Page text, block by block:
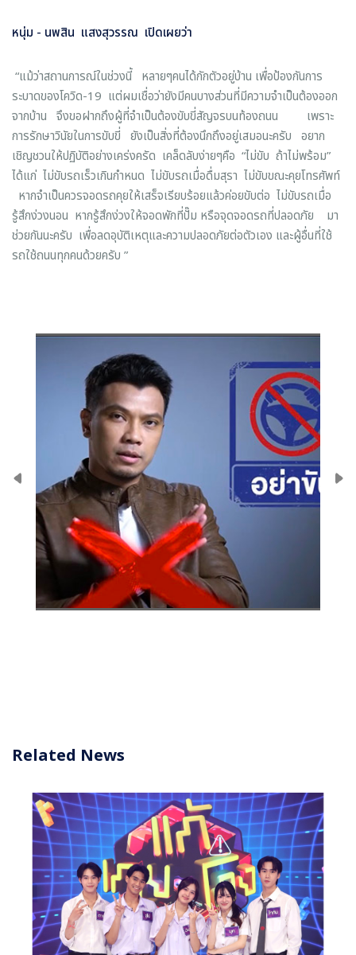
หนุ่ม - นพสิน แสงสุวรรณ เปิดเผยว่า
“แม้ว่าสถานการณ์ในช่วงนี้ หลายๆคนได้กักตัวอยู่บ้าน เพื่อป้องกันการ
ระบาดของโควิด-19 แต่ผมเชื่อว่ายังมีคนบางส่วนที่มีความจำเป็นต้องออก
จากบ้าน จึงขอฝากถึงผู้ที่จำเป็นต้องขับขี่สัญจรบนท้องถนน เพราะ
การรักษาวินัยในการขับขี่ ยังเป็นสิ่งที่ต้องนึกถึงอยู่เสมอนะครับ อยาก
เชิญชวนให้ปฏิบัติอย่างเคร่งครัด เคล็ดลับง่ายๆคือ “ไม่ขับ ถ้าไม่พร้อม”
ได้แก่ ไม่ขับรถเร็วเกินกำหนด ไม่ขับรถเมื่อดื่มสุรา ไม่ขับขณะคุยโทรศัพท์
หากจำเป็นควรจอดรถคุยให้เสร็จเรียบร้อยแล้วค่อยขับต่อ ไม่ขับรถเมื่อ
รู้สึกง่วงนอน หากรู้สึกง่วงให้จอดพักที่ปั๊ม หรือจุดจอดรถที่ปลอดภัย มา
ช่วยกันนะครับ เพื่อลดอุบัติเหตุและความปลอดภัยต่อตัวเอง และผู้อื่นที่ใช้
รถใช้ถนนทุกคนด้วยครับ ”
Related News